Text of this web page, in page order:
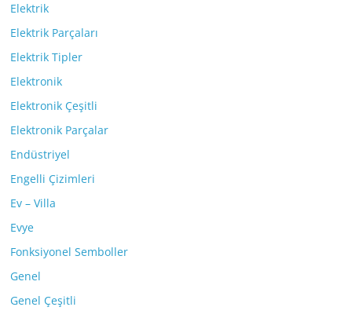
Elektrik
Elektrik Parçaları
Elektrik Tipler
Elektronik
Elektronik Çeşitli
Elektronik Parçalar
Endüstriyel
Engelli Çizimleri
Ev – Villa
Evye
Fonksiyonel Semboller
Genel
Genel Çeşitli